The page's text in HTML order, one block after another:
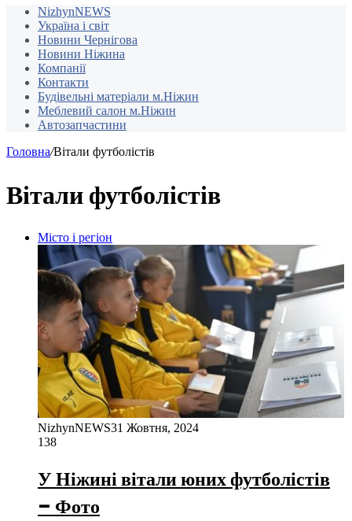
NizhynNEWS
Україна і світ
Новини Чернігова
Новини Ніжина
Компанії
Контакти
Будівельні матеріали м.Ніжин
Меблевий салон м.Ніжин
Автозапчастини
Головна/Вітали футболістів
Вітали футболістів
Місто і регіон
NizhynNEWS31 Жовтня, 2024
138
У Ніжині вітали юних футболістів
– Фото